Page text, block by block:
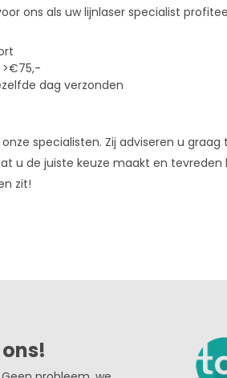
ons als uw lijnlaser specialist
>€75,-
dag verzonden
specialisten. Zij adviseren u
u de juiste keuze maakt en
zit!